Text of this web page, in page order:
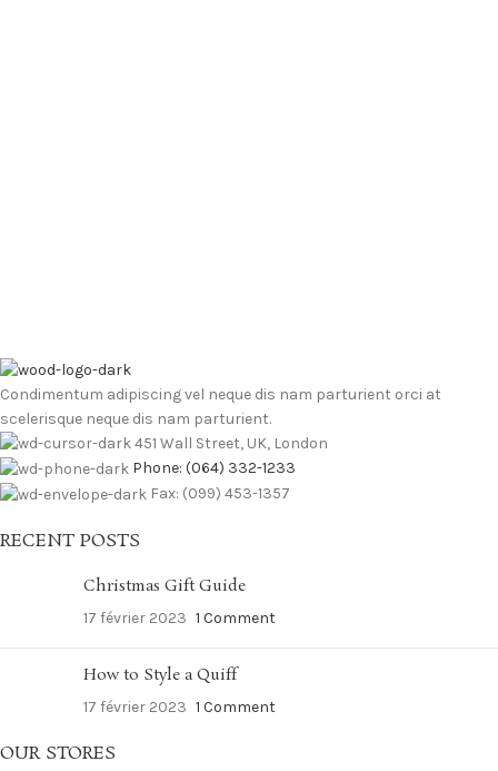
Condimentum adipiscing vel neque dis nam parturient orci at
scelerisque neque dis nam parturient.
451 Wall Street, UK, London
Phone: (064) 332-1233
Fax: (099) 453-1357
RECENT POSTS
Christmas Gift Guide
17 février 2023 1 Comment
How to Style a Quiff
17 février 2023 1 Comment
OUR STORES